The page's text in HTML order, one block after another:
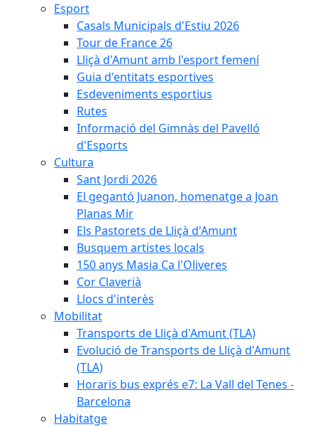
Esport
Casals Municipals d'Estiu 2026
Tour de France 26
Lliçà d'Amunt amb l'esport femení
Guia d'entitats esportives
Esdeveniments esportius
Rutes
Informació del Gimnàs del Pavelló
d'Esports
Cultura
Sant Jordi 2026
El gegantó Juanon, homenatge a Joan
Planas Mir
Els Pastorets de Lliçà d'Amunt
Busquem artistes locals
150 anys Masia Ca l'Oliveres
Cor Claverià
Llocs d'interès
Mobilitat
Transports de Lliçà d'Amunt (TLA)
Evolució de Transports de Lliçà d'Amunt
(TLA)
Horaris bus exprés e7: La Vall del Tenes -
Barcelona
Habitatge